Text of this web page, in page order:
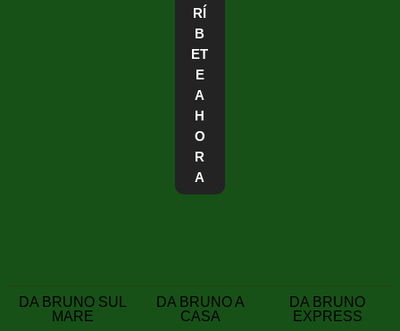
RÍ
B
ET
E
A
H
O
R
A
DA BRUNO SUL
MARE
DA BRUNO A
CASA
DA BRUNO
EXPRESS